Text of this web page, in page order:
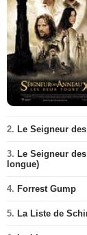
2. Le Seigneur
3. Le Seigneur
longue)
4. Forrest Gump
5. La Liste de